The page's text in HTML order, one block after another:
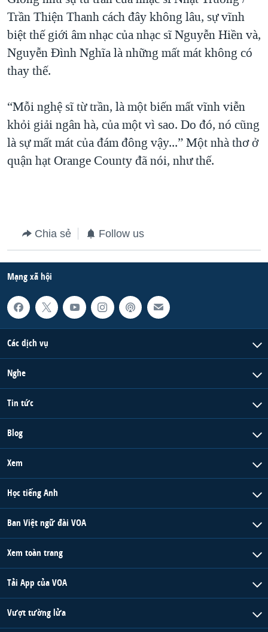
Trần Thiện Thanh cách đây không lâu, sự vĩnh
biệt thế giới âm nhạc của nhạc sĩ Nguyễn Hiền và,
Nguyễn Đình Nghĩa là những mất mát không có
thay thế.
“Mỗi nghệ sĩ từ trần, là một biến mất vĩnh viễn
khỏi giải ngân hà, của một vì sao. Do đó, nó cũng
là sự mất mát của đám đông vậy...” Một nhà thơ ở
quận hạt Orange County đã nói, như thế.
Chia sẻ Follow us
Mạng xã hội
Các dịch vụ
Nghe
Tin tức
Blog
Xem
Học tiếng Anh
Ban Việt ngữ đài VOA
Xem toàn trang
Tải App của VOA
Vượt tường lửa